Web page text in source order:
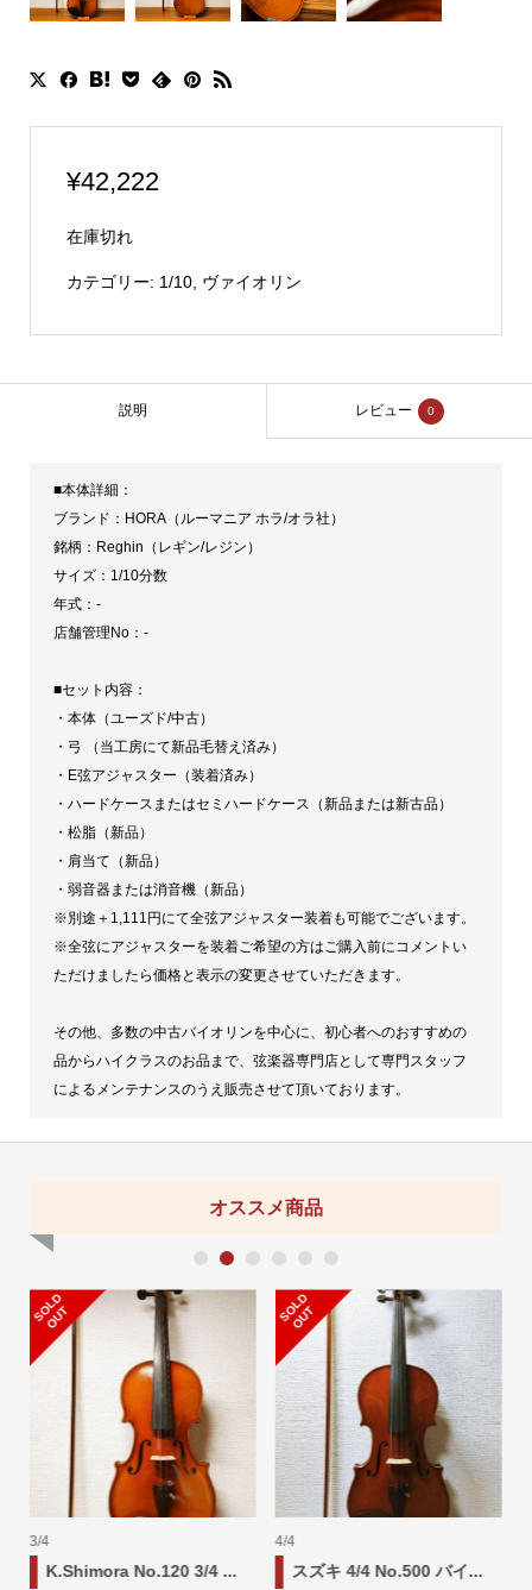
¥42,222
在庫切れ
カテゴリー: 1/10, ヴァイオリン
説明 レビュー 0
■本体詳細：
ブランド：HORA（ルーマニア ホラ/オラ社）
銘柄：Reghin（レギン/レジン）
サイズ：1/10分数
年式：-
店舗管理No：-
■セット内容：
・本体（ユーズド/中古）
・弓 （当工房にて新品毛替え済み）
・E弦アジャスター（装着済み）
・ハードケースまたはセミハードケース（新品または新古品）
・松脂（新品）
・肩当て（新品）
・弱音器または消音機（新品）
※別途＋1,111円にて全弦アジャスター装着も可能でございます。
※全弦にアジャスターを装着ご希望の方はご購入前にコメントい
ただけましたら価格と表示の変更させていただきます。
その他、多数の中古バイオリンを中心に、初心者へのおすすめの
品からハイクラスのお品まで、弦楽器専門店として専門スタッフ
によるメンテナンスのうえ販売させて頂いております。
オススメ商品
S
O
L
D
O
U
T
3/4
K.Shimora No.120 3/4 ...
S
O
L
D
O
U
T
4/4
スズキ 4/4 No.500 バイ...
1 2 3 4 5 6